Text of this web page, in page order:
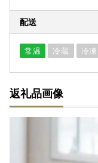
配送
常温 冷蔵 冷凍
返礼品画像